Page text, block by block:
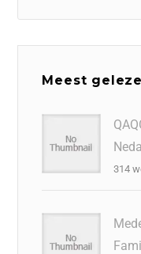
Meest
314